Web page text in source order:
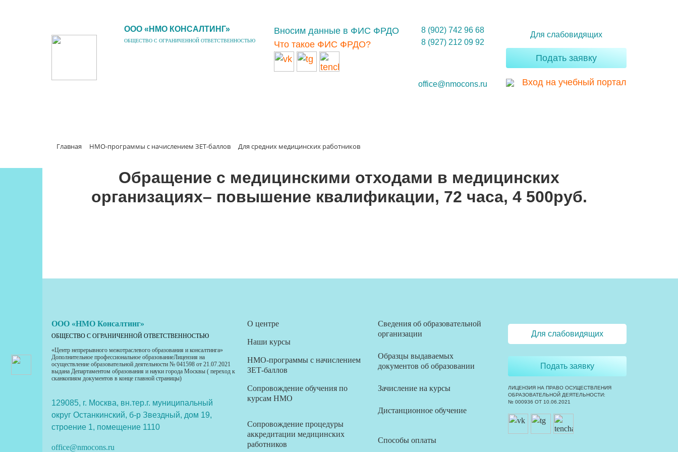
ООО «НМО КОНСАЛТИНГ»
ОБЩЕСТВО С ОГРАНИЧЕННОЙ ОТВЕТСТВЕННОСТЬЮ
Вносим данные в ФИС ФРДО
Что такое ФИС ФРДО?
8 (902) 742 96 68
8 (927) 212 09 92
office@nmocons.ru
Для слабовидящих
Подать заявку
Вход на учебный портал
Главная НМО-программы с начислением ЗЕТ-баллов Для средних медицинских работников
Обращение с медицинскими отходами в медицинских
организациях– повышение квалификации, 72 часа, 4 500руб.
ООО «НМО Консалтинг»
ОБЩЕСТВО С ОГРАНИЧЕННОЙ ОТВЕТСТВЕННОСТЬЮ
«Центр непрерывного межотраслевого образования и консалтинга»
Дополнительное профессиональное образованиеЛицензия на
осуществление образовательной деятельности № 041598 от 21.07.2021
выдана Департаментом образования и науки города Москвы ( переход к
сканкопиям документов в конце главной страницы)
129085, г. Москва, вн.тер.г. муниципальный
округ Останкинский, б-р Звездный, дом 19,
строение 1, помещение 1110
office@nmocons.ru
О центре
Наши курсы
НМО-программы с начислением
ЗЕТ-баллов
Сопровождение обучения по
курсам НМО
Сопровождение процедуры
аккредитации медицинских
работников
Сведения об образовательной
организации
Образцы выдаваемых
документов об образовании
Зачисление на курсы
Дистанционное обучение
Способы оплаты
Для слабовидящих
Подать заявку
ЛИЦЕНЗИЯ НА ПРАВО ОСУЩЕСТВЛЕНИЯ
ОБРАЗОВАТЕЛЬНОЙ ДЕЯТЕЛЬНОСТИ:
№ 000936 ОТ 10.06.2021